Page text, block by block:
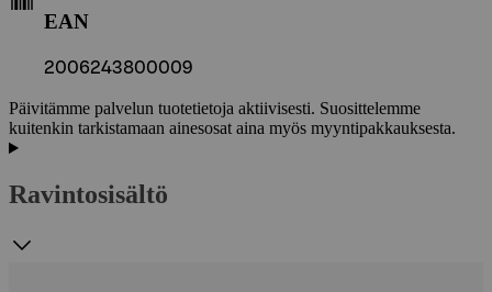
EAN
2006243800009
Päivitämme palvelun tuotetietoja aktiivisesti. Suosittelemme
kuitenkin tarkistamaan ainesosat aina myös myyntipakkauksesta.
Ravintosisältö